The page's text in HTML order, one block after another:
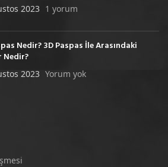
2023 1 yorum
Nedir? 3D Paspas İle Arasındaki
Nedir?
2023 Yorum yok